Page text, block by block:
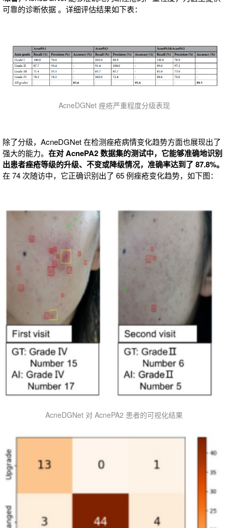
可靠的诊断依据 。详细评估结果如下表：
AcneDGNet 痤疮严重程度分级表现
除了分级，AcneDGNet 在检测痤疮病情变化趋势方面也展现出了
强大的能力。 在对 AcnePA2 数据集的测试中，它能够准确地识别
出患者痤疮等级的升级、不变或降级情况，准确率达到了 87.8%。
在 74 次随访中，它正确识别出了 65 例痤疮变化趋势，如下图：
AcneDGNet 对 AcnePA2 患者的可视化结果